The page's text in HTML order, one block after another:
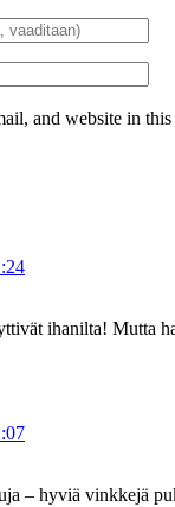
and website in
ihanilta! Mutta
– hyviä vinkkejä